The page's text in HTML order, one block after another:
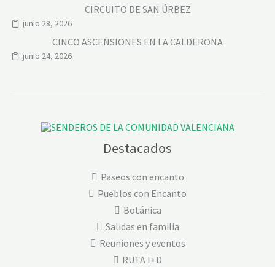
CIRCUITO DE SAN ÚRBEZ
junio 28, 2026
CINCO ASCENSIONES EN LA CALDERONA
junio 24, 2026
Destacados
Paseos con encanto
Pueblos con Encanto
Botánica
Salidas en familia
Reuniones y eventos
RUTA I+D